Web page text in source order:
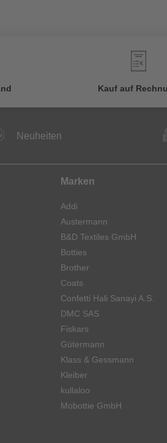
€
Kauf auf
Neuheiten
Marken
Addi
Austermann
B&D Textiles GmbH
Botties
Brother
Coats
Confetti Hali Sanayi A.S.
DMC SAS
Fiskars
Gütermann
Klass & Gessmann
Kleiber
kullaloo
Mobottie GmbH